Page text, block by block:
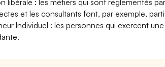
libérale : les métiers qui sont réglementés
et les consultants font, par exemple,
Individuel : les personnes qui exercent